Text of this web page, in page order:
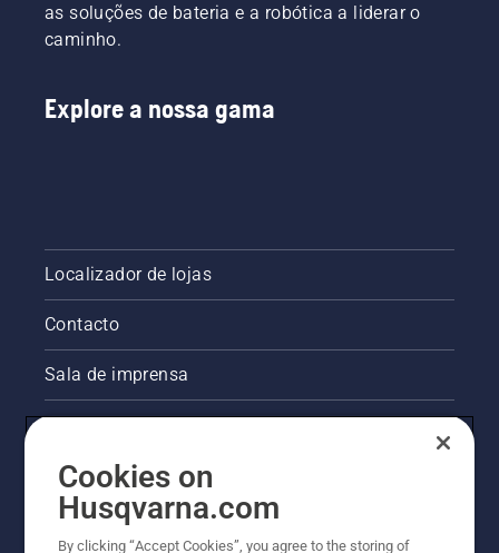
as soluções de bateria e a robótica a liderar o
caminho.
Explore a nossa gama
Localizador de lojas
Contacto
Sala de imprensa
Outros websites da Husqvarna
A abordagem da Husqvarna à sustentabilidade
Cookies on
Husqvarna.com
By clicking “Accept Cookies”, you agree to the storing of